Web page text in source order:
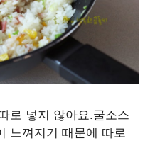
로 넣지 않아요.굴소스
느껴지기 때문에 따로